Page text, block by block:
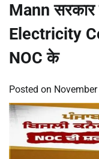
Mann
Electricity
NOC के
Posted on